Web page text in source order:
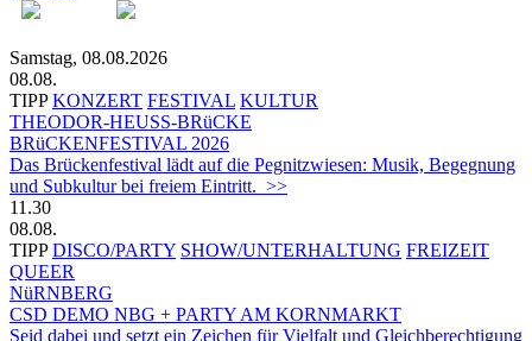
Samstag, 08.08.2026
08.08.
TIPP KONZERT FESTIVAL KULTUR
THEODOR-HEUSS-BRüCKE
BRüCKENFESTIVAL 2026
Das Brückenfestival lädt auf die Pegnitzwiesen: Musik, Begegnung
und Subkultur bei freiem Eintritt. >>
11.30
08.08.
TIPP DISCO/PARTY SHOW/UNTERHALTUNG FREIZEIT
QUEER
NüRNBERG
CSD DEMO NBG + PARTY AM KORNMARKT
Seid dabei und setzt ein Zeichen für Vielfalt und Gleichberechtigung